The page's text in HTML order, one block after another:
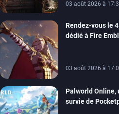
03 août 2026 à
Rendez-vous le
dédié à Fire
03 août 2026 à
Palworld Online,
survie de